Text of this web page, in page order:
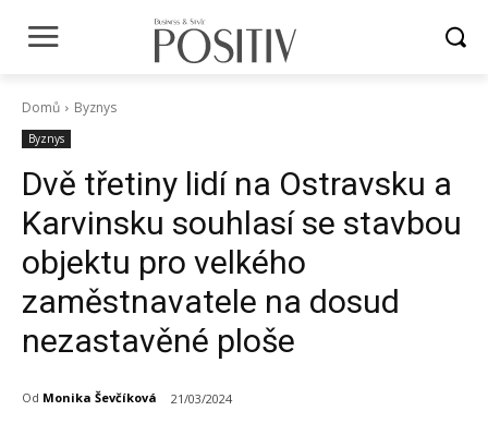
Domů Byznys
Byznys
Dvě třetiny lidí na Ostravsku a
Karvinsku souhlasí se stavbou
objektu pro velkého
zaměstnavatele na dosud
nezastavěné ploše
Od Monika Ševčíková 21/03/2024